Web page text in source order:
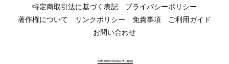
特定商取引法に基づく表記
プライバシーポリシー
著作権について
リンクポリシー 免責事項
ご利用ガイド
お問い合わせ